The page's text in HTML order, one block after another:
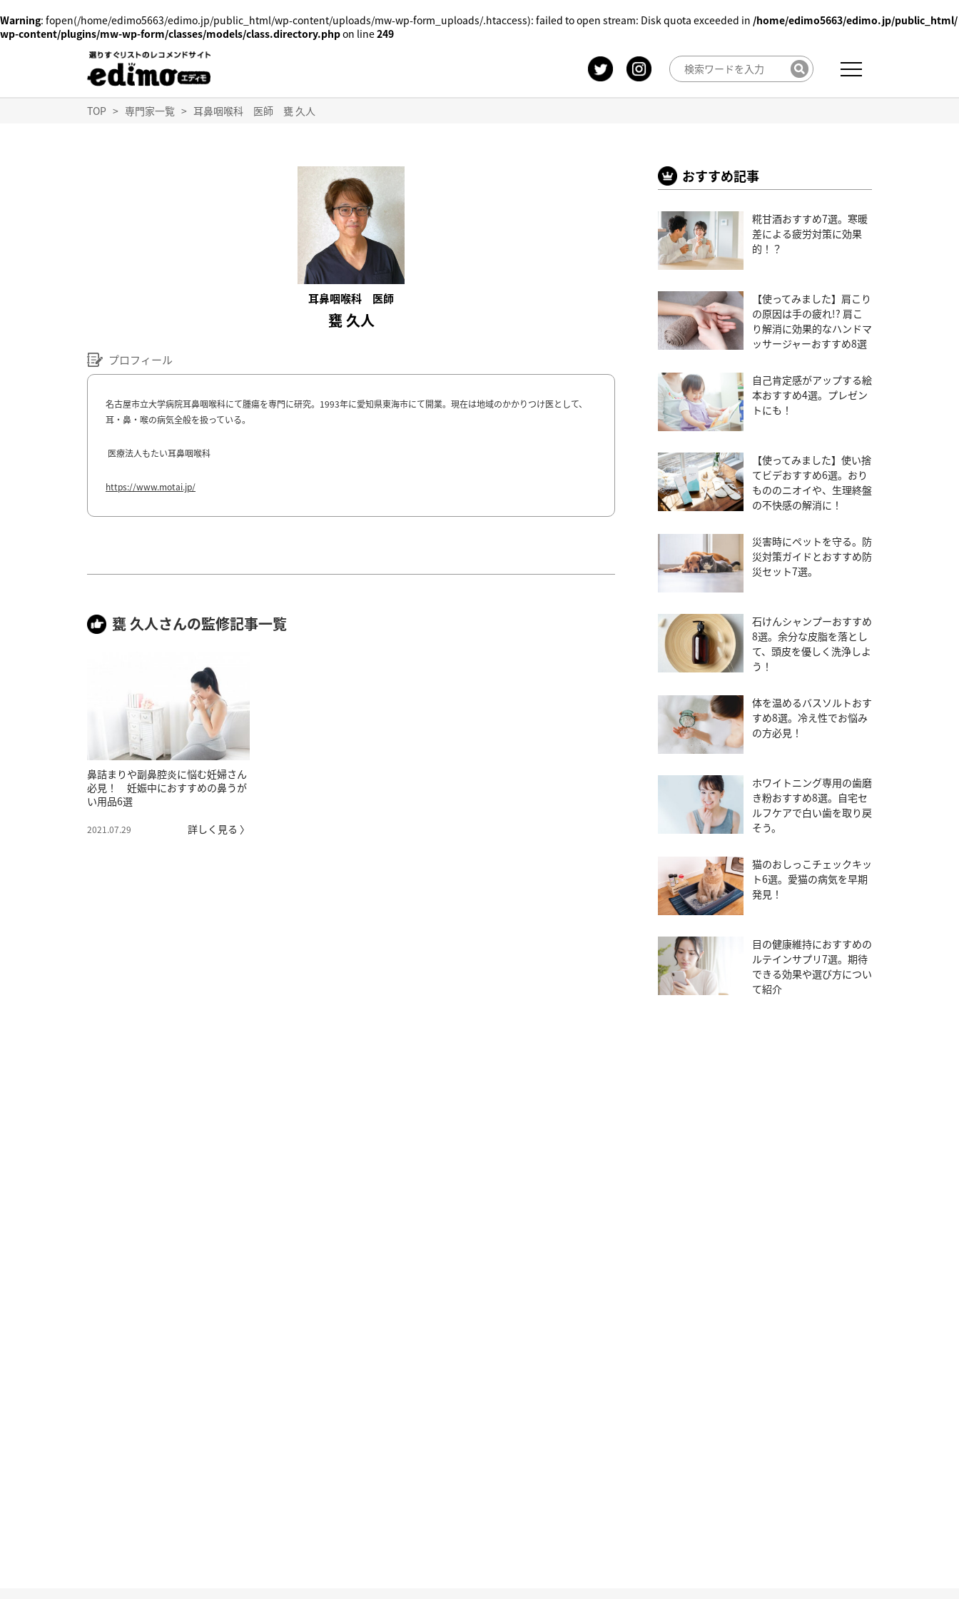
Warning: fopen(/home/edimo5663/edimo.jp/public_html/wp-content/uploads/mw-wp-form_uploads/.htaccess): failed to open stream: Disk quota exceeded in /home/edimo5663/edimo.jp/public_html/
wp-content/plugins/mw-wp-form/classes/models/class.directory.phpon line249
TOP > 専門家一覧 > 耳鼻咽喉科 医師 甕 久人
耳鼻咽喉科 医師
甕 久人
プロフィール
名古屋市立大学病院耳鼻咽喉科にて腫瘍を専門に研究。1993年に愛知県東海市にて開業。現在は地域のかかりつけ医として、
耳・鼻・喉の病気全般を扱っている。
医療法人もたい耳鼻咽喉科
https://www.motai.jp/
甕 久人さんの監修記事一覧
鼻詰まりや副鼻腔炎に悩む妊婦さん
必見！ 妊娠中におすすめの鼻うが
い用品6選
2021.07.29 詳しく見る 〉
おすすめ記事
糀甘酒おすすめ7選。寒暖
差による疲労対策に効果
的！？
【使ってみました】肩こり
の原因は手の疲れ!? 肩こ
り解消に効果的なハンドマ
ッサージャーおすすめ8選
自己肯定感がアップする絵
本おすすめ4選。プレゼン
トにも！
【使ってみました】使い捨
てビデおすすめ6選。おり
もののニオイや、生理終盤
の不快感の解消に！
災害時にペットを守る。防
災対策ガイドとおすすめ防
災セット7選。
石けんシャンプーおすすめ
8選。余分な皮脂を落とし
て、頭皮を優しく洗浄しよ
う！
体を温めるバスソルトおす
すめ8選。冷え性でお悩み
の方必見！
ホワイトニング専用の歯磨
き粉おすすめ8選。自宅セ
ルフケアで白い歯を取り戻
そう。
猫のおしっこチェックキッ
ト6選。愛猫の病気を早期
発見！
目の健康維持におすすめの
ルテインサプリ7選。期待
できる効果や選び方につい
て紹介